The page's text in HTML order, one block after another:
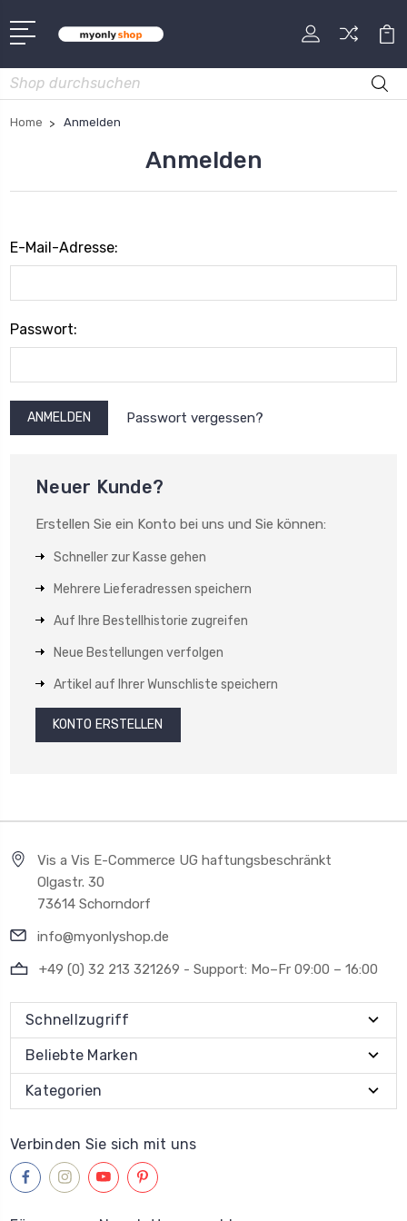
Suche
Home Anmelden
Anmelden
E-Mail-Adresse:
Passwort:
Passwort vergessen?
Neuer Kunde?
Erstellen Sie ein Konto bei uns und Sie können:
Schneller zur Kasse gehen
Mehrere Lieferadressen speichern
Auf Ihre Bestellhistorie zugreifen
Neue Bestellungen verfolgen
Artikel auf Ihrer Wunschliste speichern
KONTO ERSTELLEN
Vis a Vis E-Commerce UG haftungsbeschränkt
Olgastr. 30
73614 Schorndorf
info@myonlyshop.de
+49 (0) 32 213 321269 - Support: Mo–Fr 09:00 – 16:00
Schnellzugriff
Beliebte Marken
Kategorien
Verbinden Sie sich mit uns